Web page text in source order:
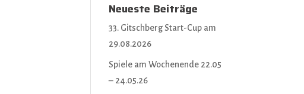
Neueste Beiträge
33. Gitschberg Start-Cup am
29.08.2026
Spiele am Wochenende 22.05
– 24.05.26